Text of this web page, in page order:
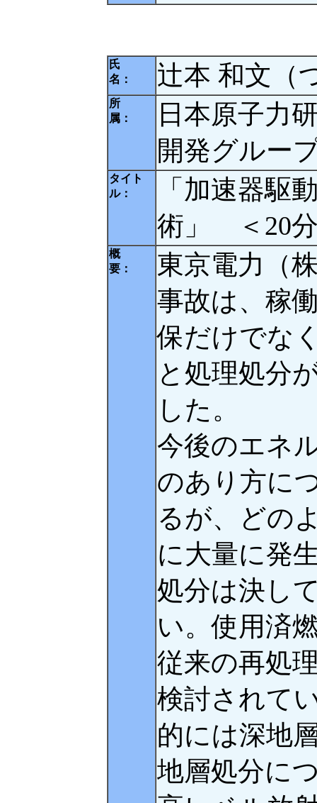
氏
名：
辻本 和文（
所
属：
日本原子力
開発グルー
タイト
ル：
「加速器駆
術」 ＜20
概
要：
東京電力（
事故は、稼
保だけでな
と処理処分
した。
今後のエネ
のあり方に
るが、どの
に大量に発
処分は決し
い。使用済
従来の再処
検討されて
的には深地
地層処分に